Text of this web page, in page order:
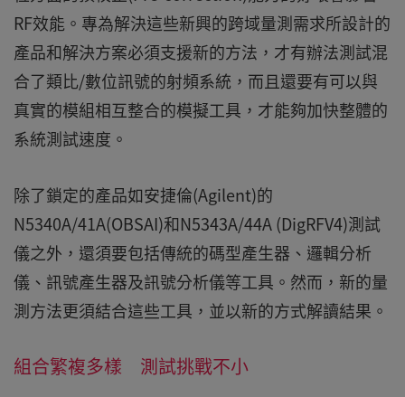
RF效能。專為解決這些新興的跨域量測需求所設計的
產品和解決方案必須支援新的方法，才有辦法測試混
合了類比/數位訊號的射頻系統，而且還要有可以與
真實的模組相互整合的模擬工具，才能夠加快整體的
系統測試速度。
除了鎖定的產品如安捷倫(Agilent)的
N5340A/41A(OBSAI)和N5343A/44A (DigRFV4)測試
儀之外，還須要包括傳統的碼型產生器、邏輯分析
儀、訊號產生器及訊號分析儀等工具。然而，新的量
測方法更須結合這些工具，並以新的方式解讀結果。
組合繁複多樣 測試挑戰不小